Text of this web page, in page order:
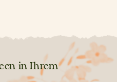
in Ihrem